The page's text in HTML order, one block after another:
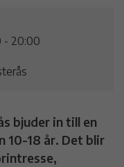
- 20:00
bjuder in till en
10-18 år. Det blir